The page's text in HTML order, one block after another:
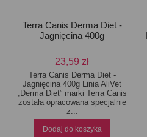
Terra Canis Derma Diet -
Jagnięcina 400g
23,59 zł
Terra Canis Derma Diet -
Jagnięcina 400g Linia AliVet
„Derma Diet” marki Terra Canis
została opracowana specjalnie
z...
Dodaj do koszyka